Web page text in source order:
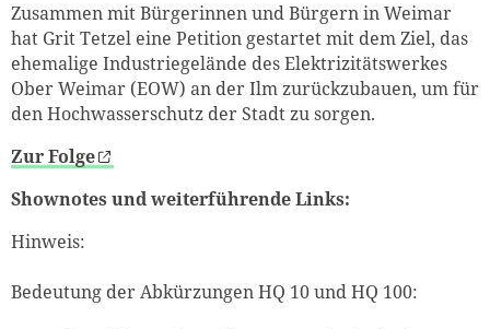
Zusammen mit Bürgerinnen und Bürgern in Weimar
hat Grit Tetzel eine Petition gestartet mit dem Ziel, das
ehemalige Industriegelände des Elektrizitätswerkes
Ober Weimar (EOW) an der Ilm zurückzubauen, um für
den Hochwasserschutz der Stadt zu sorgen.
Zur Folge
Shownotes und weiterführende Links:
Hinweis:
Bedeutung der Abkürzungen HQ 10 und HQ 100: